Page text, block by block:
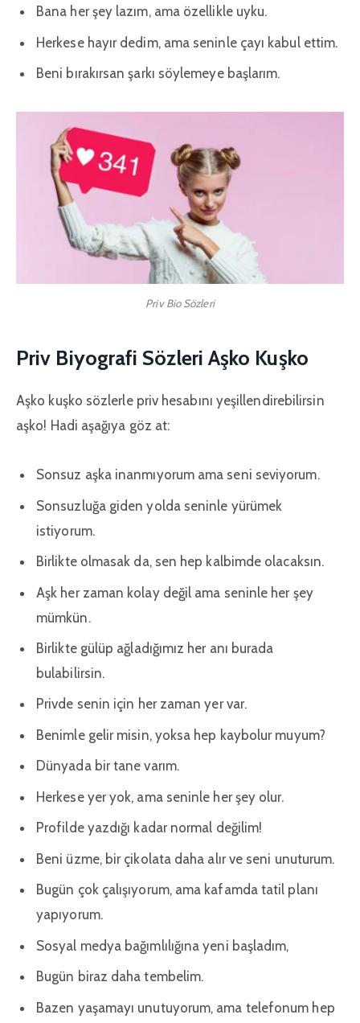
Bana her şey lazım, ama özellikle uyku.
Herkese hayır dedim, ama seninle çayı kabul ettim.
Beni bırakırsan şarkı söylemeye başlarım.
Priv Bio Sözleri
Priv Biyografi Sözleri Aşko Kuşko
Aşko kuşko sözlerle priv hesabını yeşillendirebilirsin
aşko! Hadi aşağıya göz at:
Sonsuz aşka inanmıyorum ama seni seviyorum.
Sonsuzluğa giden yolda seninle yürümek
istiyorum.
Birlikte olmasak da, sen hep kalbimde olacaksın.
Aşk her zaman kolay değil ama seninle her şey
mümkün.
Birlikte gülüp ağladığımız her anı burada
bulabilirsin.
Privde senin için her zaman yer var.
Benimle gelir misin, yoksa hep kaybolur muyum?
Dünyada bir tane varım.
Herkese yer yok, ama seninle her şey olur.
Profilde yazdığı kadar normal değilim!
Beni üzme, bir çikolata daha alır ve seni unuturum.
Bugün çok çalışıyorum, ama kafamda tatil planı
yapıyorum.
Sosyal medya bağımlılığına yeni başladım,
Bugün biraz daha tembelim.
Bazen yaşamayı unutuyorum, ama telefonum hep